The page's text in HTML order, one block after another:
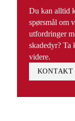
Du kan alltid
spørsmål om
utfordringer
skadedyr? Ta
videre.
KONTAKT